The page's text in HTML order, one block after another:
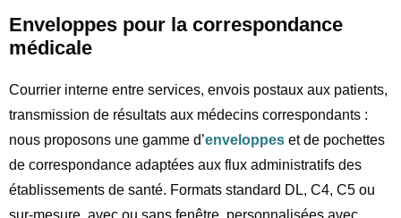
Enveloppes pour la correspondance
médicale
Courrier interne entre services, envois postaux aux patients,
transmission de résultats aux médecins correspondants :
nous proposons une gamme d’enveloppes et de pochettes
de correspondance adaptées aux flux administratifs des
établissements de santé. Formats standard DL, C4, C5 ou
sur-mesure, avec ou sans fenêtre, personnalisées avec